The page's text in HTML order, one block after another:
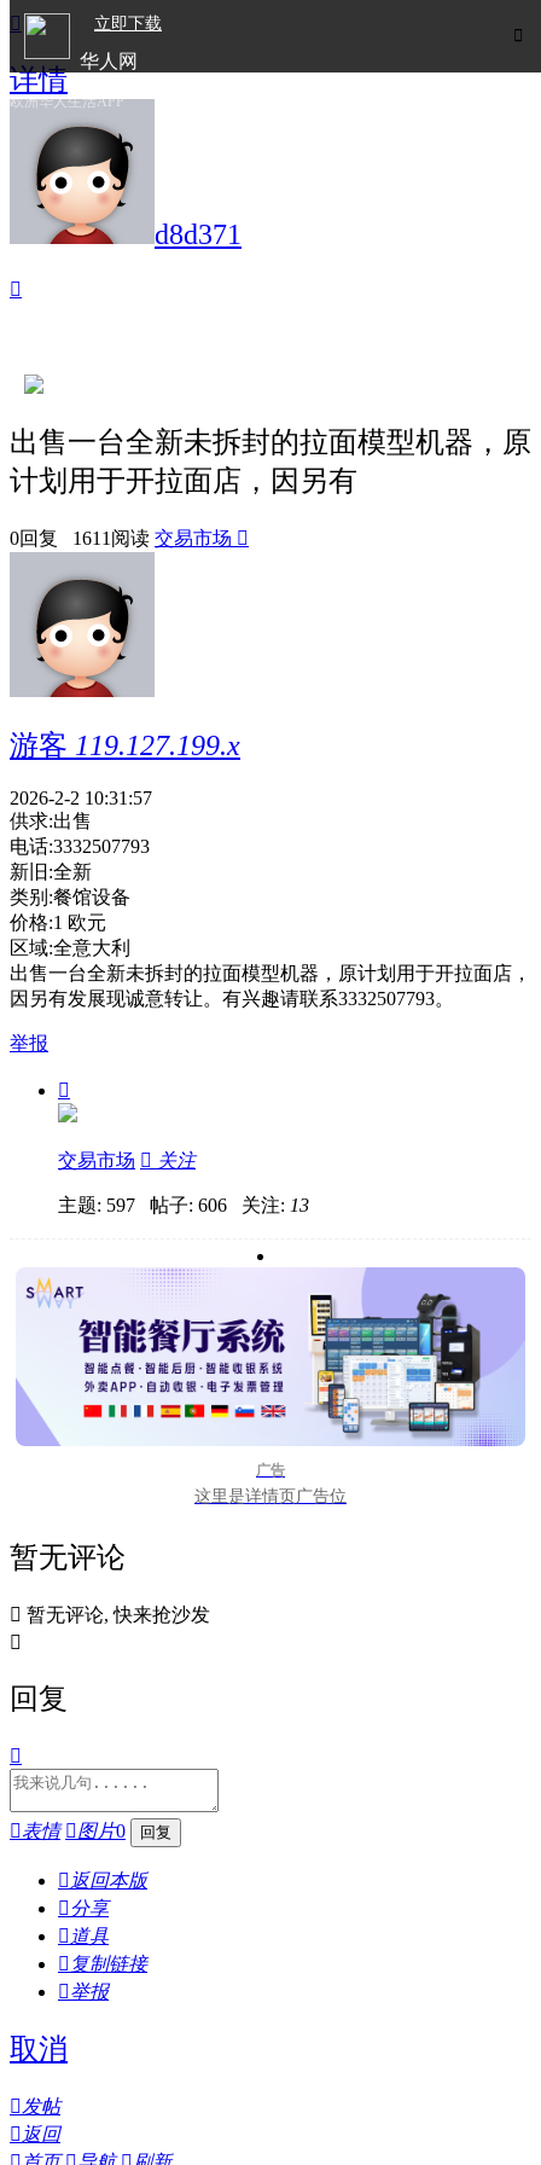

立即下载
华人网
欧洲华人生活APP

详情
d8d371

出售一台全新未拆封的拉面模型机器，原
计划用于开拉面店，因另有
0回复 1611阅读 交易市场 
游客 119.127.199.x
2026-2-2 10:31:57
供求:出售
电话:3332507793
新旧:全新
类别:餐馆设备
价格:1 欧元
区域:全意大利
出售一台全新未拆封的拉面模型机器，原计划用于开拉面店，
因另有发展现诚意转让。有兴趣请联系3332507793。
举报

交易市场  关注
主题: 597 帖子: 606 关注: 13
广告
这里是详情页广告位
暂无评论
 暂无评论, 快来抢沙发

回复

表情 图片0
 返回本版
分享
 道具
 复制链接
举报
取消
发帖
 返回